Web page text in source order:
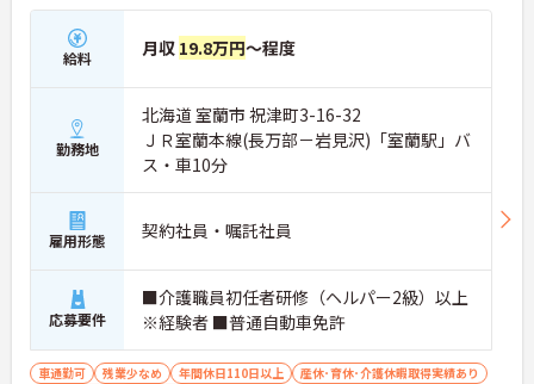
給料 月収 19.8万円～程度
勤務地
北海道 室蘭市 祝津町3-16-32
ＪＲ室蘭本線(長万部－岩見沢)「室蘭駅」バ
ス・車10分
雇用形態 契約社員・嘱託社員
応募要件
■介護職員初任者研修（ヘルパー2級）以上
※経験者 ■普通自動車免許
車通勤可 残業少なめ 年間休日110日以上
産休･育休･介護休暇取得実績あり